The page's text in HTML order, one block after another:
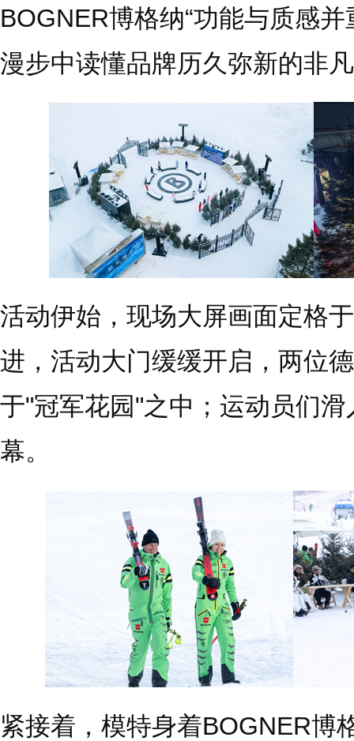
BOGNER博格纳“功能与质感
漫步中读懂品牌历久弥新的非
活动伊始，现场大屏画面定格
进，活动大门缓缓开启，两位
于"冠军花园"之中；运动员们
幕。
紧接着，模特身着BOGNER博